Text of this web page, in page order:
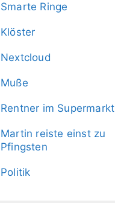
Smarte Ringe
Klöster
Nextcloud
Muße
Rentner im Supermarkt
Martin reiste einst zu
Pfingsten
Politik